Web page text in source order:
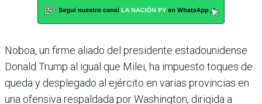
Noboa, un firme aliado del presidente estadounidense
Donald Trump al igual que Milei, ha impuesto toques de
queda y desplegado al ejército en varias provincias en
una ofensiva respaldada por Washington, dirigida a